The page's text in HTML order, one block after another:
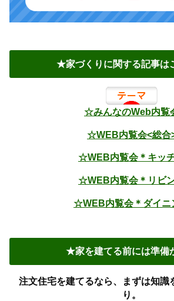
★家づくりに関する記事は
☆みんなのWeb内覧
☆WEB内覧会<総合
☆WEB内覧会＊キッ
☆WEB内覧会＊リビ
☆WEB内覧会＊ダイニ
★家を建てる前には準備
注文住宅を建てるなら、まずは知識
り。